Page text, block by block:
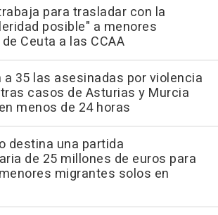
para trasladar con la
posible" a menores
Ceuta a las CCAA
a 35 las asesinadas por violencia
casos de Asturias y Murcia
menos de 24 horas
destina una partida
de 25 millones de euros para
migrantes solos en